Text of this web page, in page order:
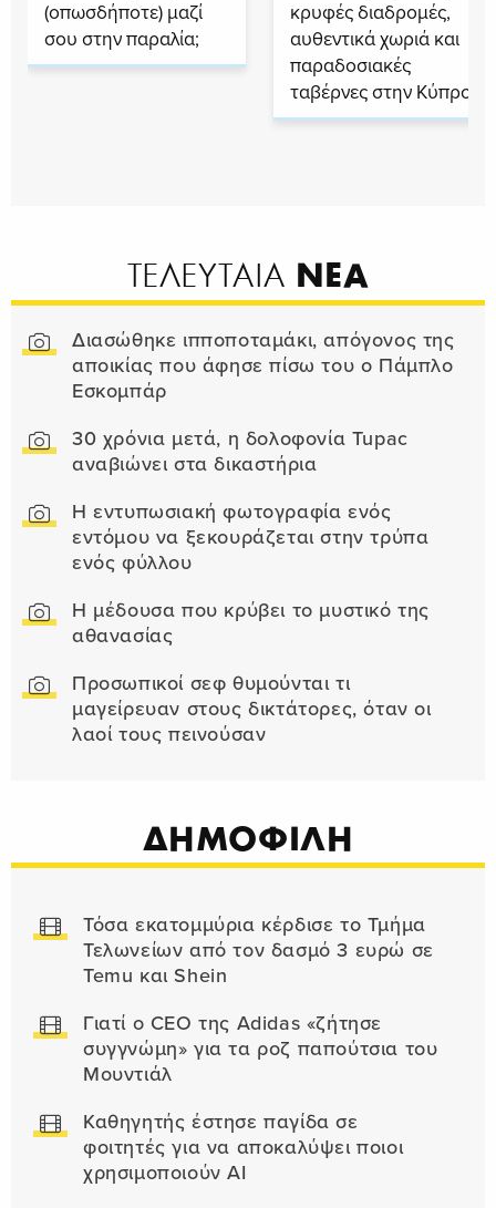
(οπωσδήποτε) μαζί
σου στην παραλία;
κρυφές διαδρομές,
αυθεντικά χωριά και
παραδοσιακές
ταβέρνες στην Κύπρο
ΤΕΛΕΥΤΑΙΑ ΝΕΑ
Διασώθηκε ιπποποταμάκι, απόγονος της
αποικίας που άφησε πίσω του ο Πάμπλο
Εσκομπάρ
30 χρόνια μετά, η δολοφονία Tupac
αναβιώνει στα δικαστήρια
Η εντυπωσιακή φωτογραφία ενός
εντόμου να ξεκουράζεται στην τρύπα
ενός φύλλου
Η μέδουσα που κρύβει το μυστικό της
αθανασίας
Προσωπικοί σεφ θυμούνται τι
μαγείρευαν στους δικτάτορες, όταν οι
λαοί τους πεινούσαν
ΔΗΜΟΦΙΛΗ
Τόσα εκατομμύρια κέρδισε το Τμήμα
Τελωνείων από τον δασμό 3 ευρώ σε
Temu και Shein
Γιατί ο CEO της Adidas «ζήτησε
συγγνώμη» για τα ροζ παπούτσια του
Μουντιάλ
Καθηγητής έστησε παγίδα σε
φοιτητές για να αποκαλύψει ποιοι
χρησιμοποιούν AI